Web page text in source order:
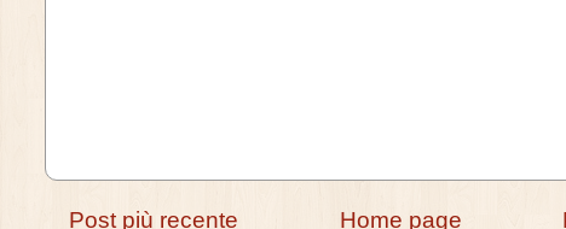
Post più recente Home page